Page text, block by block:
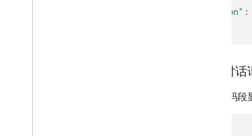
"session" :
简单对
以下代码